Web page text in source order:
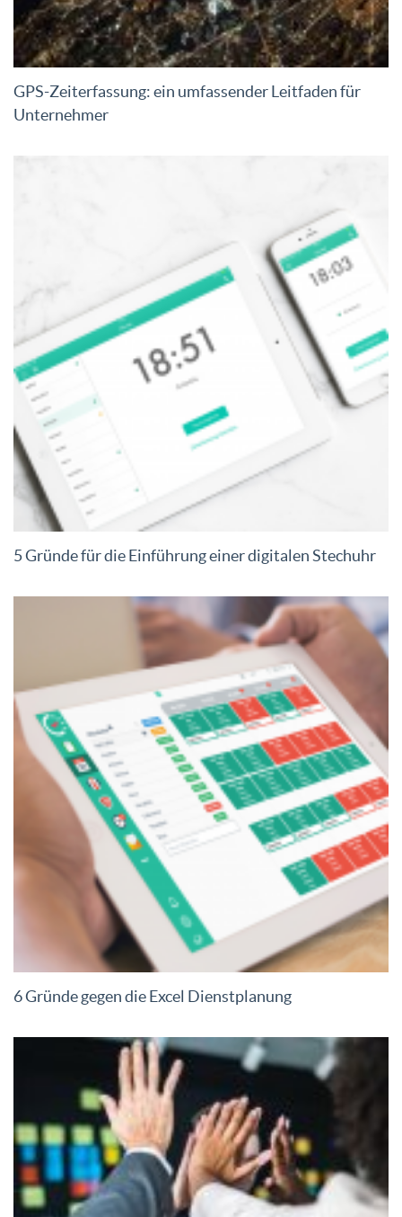
GPS-Zeiterfassung: ein umfassender Leitfaden für
Unternehmer
5 Gründe für die Einführung einer digitalen Stechuhr
6 Gründe gegen die Excel Dienstplanung